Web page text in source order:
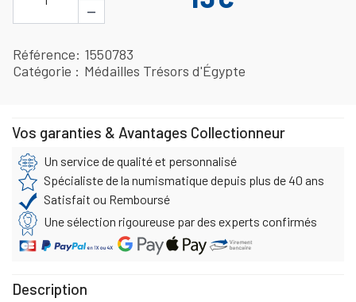
−
Référence 1550783
Catégorie
Médailles Trésors d'Égypte
Vos garanties & Avantages Collectionneur
Un service de qualité et personnalisé
Spécialiste de la numismatique depuis plus de 40 ans
Satisfait ou Remboursé
Une sélection rigoureuse par des experts confirmés
Description